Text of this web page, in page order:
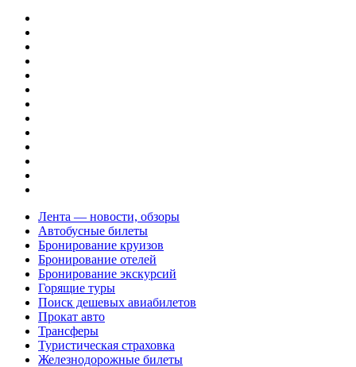
Лента — новости, обзоры
Автобусные билеты
Бронирование круизов
Бронирование отелей
Бронирование экскурсий
Горящие туры
Поиск дешевых авиабилетов
Прокат авто
Трансферы
Туристическая страховка
Железнодорожные билеты